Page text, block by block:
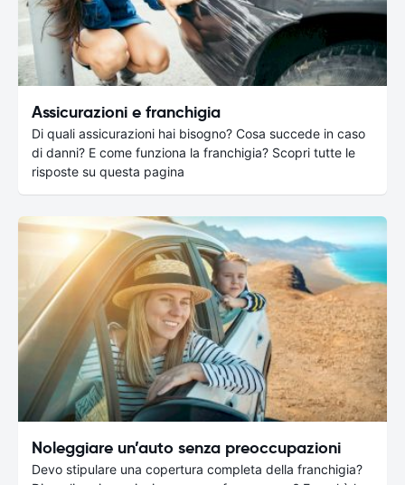
Assicurazioni e franchigia
Di quali assicurazioni hai bisogno? Cosa succede in caso
di danni? E come funziona la franchigia? Scopri tutte le
risposte su questa pagina
Noleggiare un’auto senza preoccupazioni
Devo stipulare una copertura completa della franchigia?